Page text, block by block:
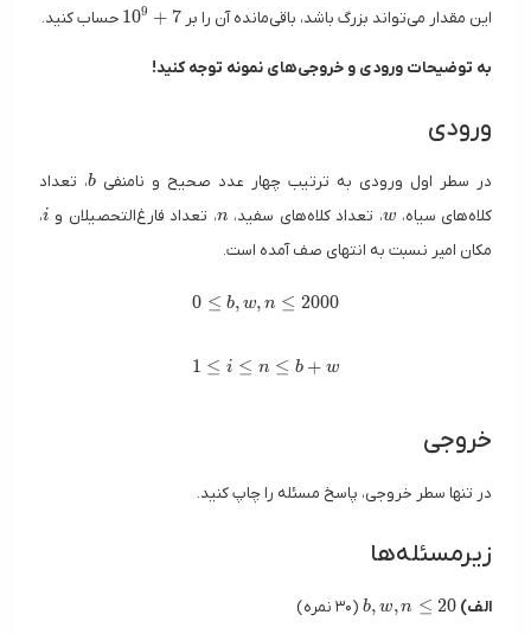
این مقدار می‌تواند بزرگ باشد، باقی‌مانده آن را بر
10^9 + 7
109 + 7 حساب کنید.
به توضیحات ورودی و خروجی‌های نمونه توجه کنید!
ورودی
در سطر اول ورودی به ترتیب چهار عدد صحیح و نامنفی b
b، تعداد
کلاه‌های سیاه،w
w، تعداد کلاه‌های سفید، n، تعداد فارغ‌التحصیلان و i،
مکان امیر نسبت به انتهای صف آمده است.
0\leq b, w, n\leq 2000
0 ≤ b, w, n ≤ 2000
1\leq i\leq n\leq b + w
1 ≤ i ≤ n ≤ b + w
خروجی
در تنها سطر خروجی، پاسخ مسئله را چاپ کنید.
زیرمسئله‌ها
الف)
b,w,n
b, w,n ≤ 20 (۳۰ نمره)